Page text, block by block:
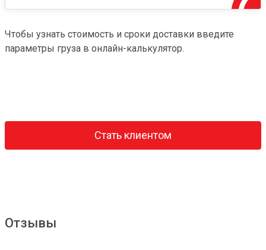
Чтобы узнать стоимость и сроки доставки введите
параметры груза в онлайн-калькулятор.
Стать клиентом
Отзывы